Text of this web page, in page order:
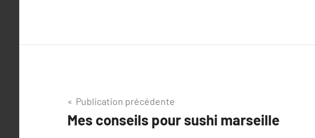
Navigation
de
Publication précédente
Mes conseils pour sushi marseille